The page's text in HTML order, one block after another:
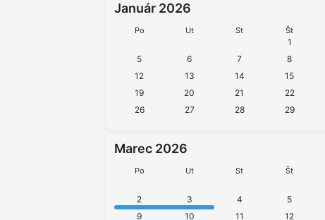
Január 2026
Po Ut St Št
1
5
6 7 8
12
13 14 15
19
20 21 22
26
27 28 29
Marec 2026
Po Ut St Št
2
3 4 5
9
10 11 12